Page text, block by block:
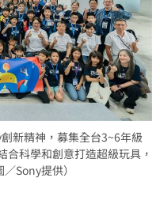
新精神，募集全台3~6年級
科學和創意打造超級玩具，
Sony提供）